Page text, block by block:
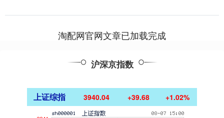
中国人民银行....
淘配网官网文章已加载完成
沪深京指数
上证综指 3940.04 +39.68 +1.02%